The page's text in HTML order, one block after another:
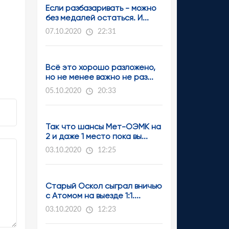
Если разбазаривать - можно
без медалей остаться. И...
07.10.2020 22:31
Всё это хорошо разложено,
но не менее важно не раз...
05.10.2020 20:33
Так что шансы Мет-ОЭМК на
2 и даже 1 место пока вы...
03.10.2020 12:25
Старый Оскол сыграл вничью
с Атомом на выезде 1:1....
03.10.2020 12:23